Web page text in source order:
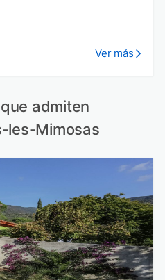
Ver más
admiten
les-Mimosas